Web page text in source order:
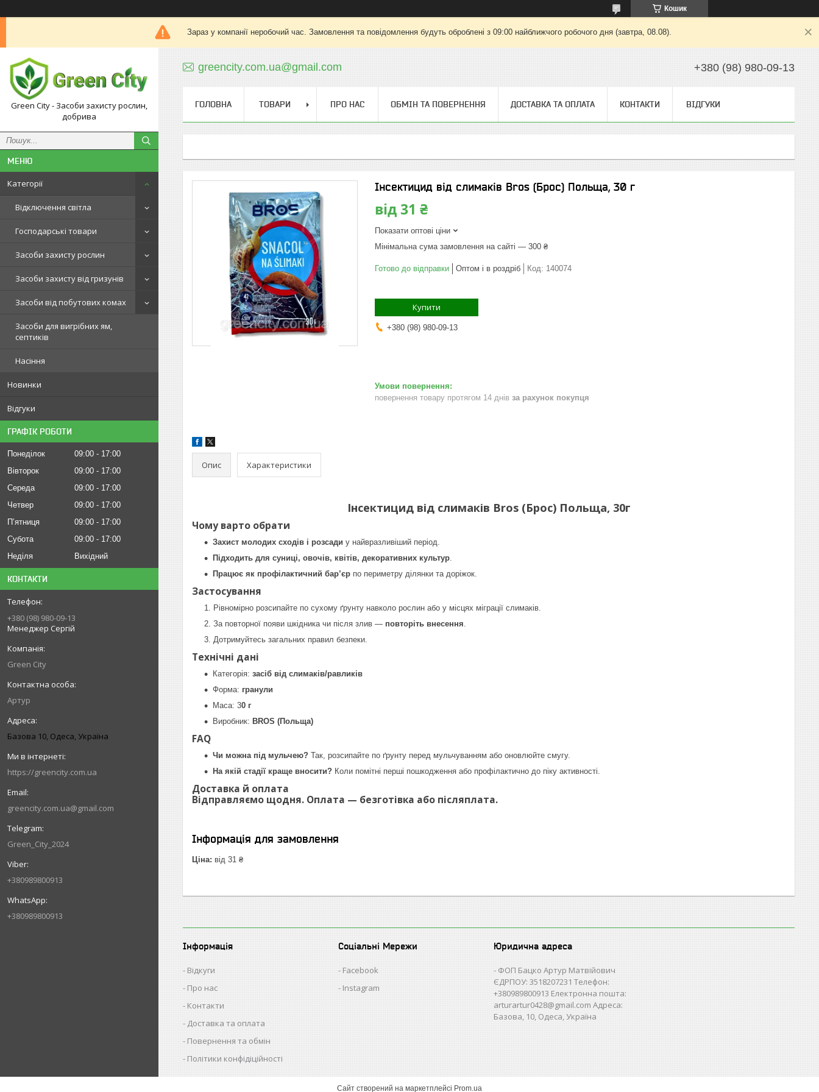
Кошик
Зараз у компанії неробочий час. Замовлення та повідомлення будуть оброблені з 09:00 найближчого робочого дня (завтра, 08.08).
Green City - Засоби захисту рослин,
добрива
Категорії
Відключення світла
Господарські товари
Засоби захисту рослин
Засоби захисту від гризунів
Засоби від побутових комах
Засоби для вигрібних ям,
септиків
Насіння
Новинки
Відгуки
ГРАФІК РОБОТИ
Понеділок 09:00
17:00
Вівторок
09:00
17:00
Середа
09:00
17:00
Четвер
09:00
17:00
Пʼятниця
09:00
17:00
Субота
09:00
17:00
Неділя
Вихідний
КОНТАКТИ
+380 (98) 980-09-13
Менеджер Сергій
Green City
Артур
Базова 10, Одеса, Україна
https://greencity.com.ua
greencity.com.ua@gmail.com
Green_City_2024
+380989800913
+380989800913
greencity.com.ua@gmail.com +380 (98) 980-09-13
ГОЛОВНА ТОВАРИ ПРО НАС ОБМІН ТА ПОВЕРНЕННЯ ДОСТАВКА ТА ОПЛАТА КОНТАКТИ ВІДГУКИ
Інсектицид від слимаків Bros (Брос) Польща, 30 г
від 31 ₴
Показати оптові ціни
Мінімальна сума замовлення на сайті — 300 ₴
Готово до відправки Оптом і в роздріб Код: 140074
Купити
+380 (98) 980-09-13
повернення товару протягом 14 днів за рахунок покупця
Опис Характеристики
Інсектицид від слимаків Bros (Брос) Польща, 30г
Чому варто обрати
Захист молодих сходів і розсади у найвразливіший період.
Підходить для суниці, овочів, квітів, декоративних культур.
Працює як профілактичний бар’єр по периметру ділянки та доріжок.
Застосування
Рівномірно розсипайте по сухому ґрунту навколо рослин або у місцях міграції слимаків.
За повторної появи шкідника чи після злив — повторіть внесення.
Дотримуйтесь загальних правил безпеки.
Технічні дані
Категорія: засіб від слимаків/равликів
Форма: гранули
Маса: 30 г
Виробник: BROS (Польща)
FAQ
Чи можна під мульчею? Так, розсипайте по ґрунту перед мульчуванням або оновлюйте смугу.
На якій стадії краще вносити? Коли помітні перші пошкодження або профілактично до піку активності.
Доставка й оплата
Відправляємо щодня. Оплата — безготівка або післяплата.
Інформація для замовлення
Ціна: від 31 ₴
Інформація
Відкуги
Про нас
Контакти
Доставка та оплата
Повернення та обмін
Політики конфідіційності
Соціальні Мережи
Facebook
Instagram
Юридична адреса
ФОП Бацко Артур Матвійович
ЄДРПОУ: 3518207231 Телефон:
+380989800913 Електронна пошта:
arturartur0428@gmail.com Адреса:
Базова, 10, Одеса, Україна
Сайт створений на маркетплейсі Prom.ua